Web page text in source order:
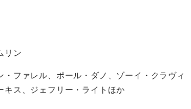
リン
ファレル、ポール・ダノ、ゾーイ・クラヴィ
キス、ジェフリー・ライトほか